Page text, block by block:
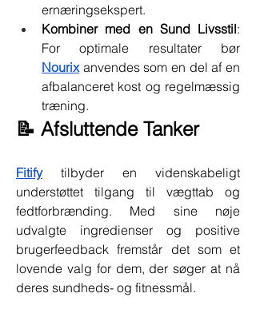
ernæringsekspert.
Kombiner med en Sund Livsstil:
Nourix anvendes som en del af en
afbalanceret kost og regelmæssig
træning.
📝 Afsluttende Tanker
Fitify tilbyder en videnskabeligt
understøttet tilgang til vægttab og
fedtforbrænding. Med sine nøje
udvalgte ingredienser og positive
brugerfeedback fremstår det som et
lovende valg for dem, der søger at nå
deres sundheds- og fitnessmål.